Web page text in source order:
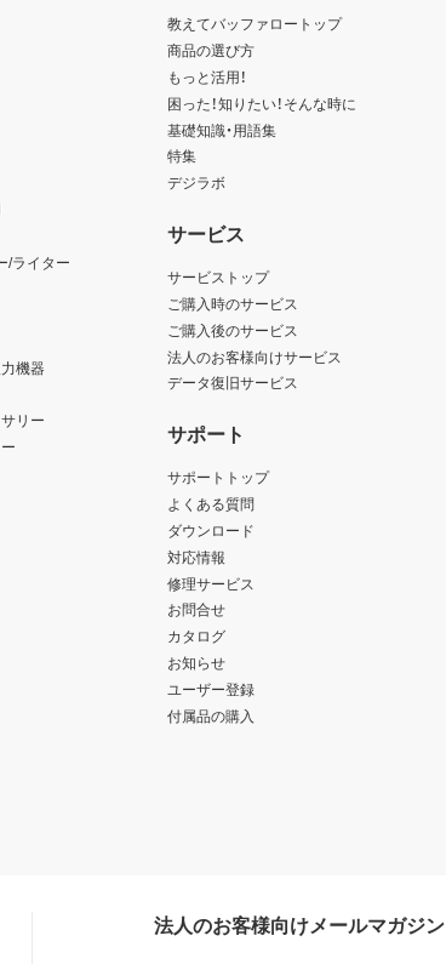
/ライター
機器
リー
教えてバッファロートップ
商品の選び方
もっと活用！
困った！知りたい！そんな時に
基礎知識・用語集
特集
デジラボ
サービス
サービストップ
ご購入時のサービス
ご購入後のサービス
法人のお客様向けサービス
データ復旧サービス
サポート
サポートトップ
よくある質問
ダウンロード
対応情報
修理サービス
お問合せ
カタログ
お知らせ
ユーザー登録
付属品の購入
法人のお客様向けメールマガジン